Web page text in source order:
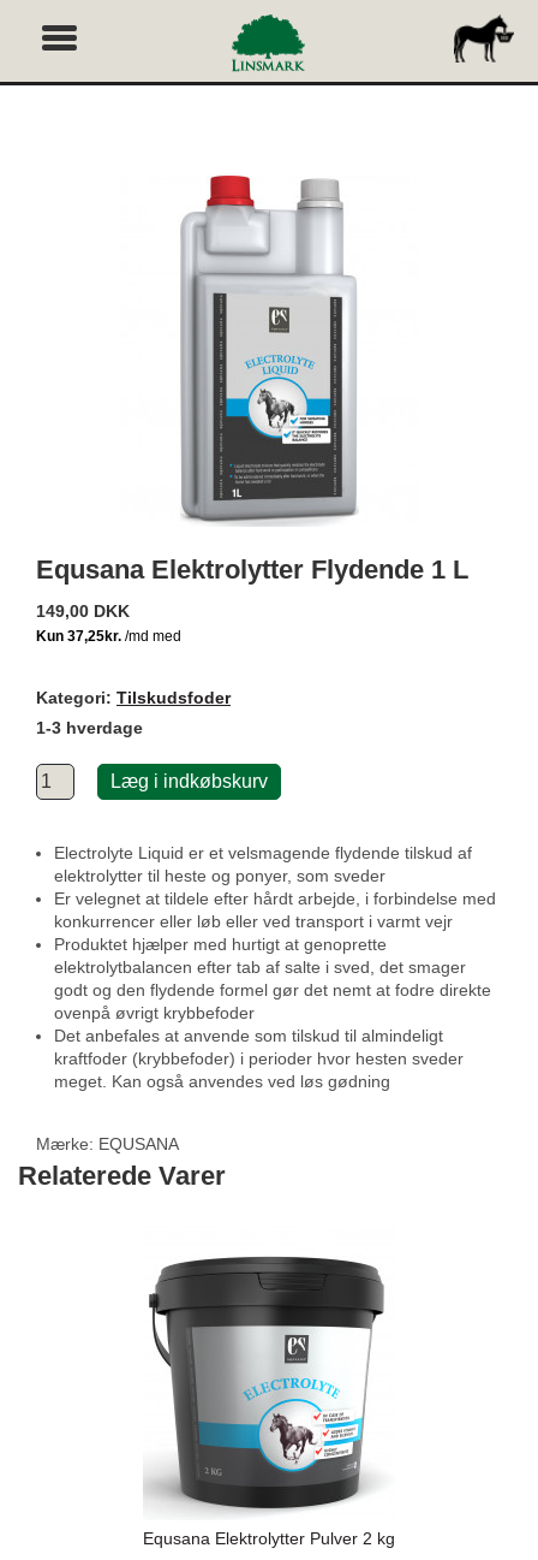
Equsana Elektrolytter Flydende 1 L
149,00 DKK
Kategori: Tilskudsfoder
1-3 hverdage
Læg i indkøbskurv
Electrolyte Liquid er et velsmagende flydende tilskud af
elektrolytter til heste og ponyer, som sveder
Er velegnet at tildele efter hårdt arbejde, i forbindelse med
konkurrencer eller løb eller ved transport i varmt vejr
Produktet hjælper med hurtigt at genoprette
elektrolytbalancen efter tab af salte i sved, det smager
godt og den flydende formel gør det nemt at fodre direkte
ovenpå øvrigt krybbefoder
Det anbefales at anvende som tilskud til almindeligt
kraftfoder (krybbefoder) i perioder hvor hesten sveder
meget. Kan også anvendes ved løs gødning
Mærke: EQUSANA
Relaterede Varer
Equsana Elektrolytter Pulver 2 kg